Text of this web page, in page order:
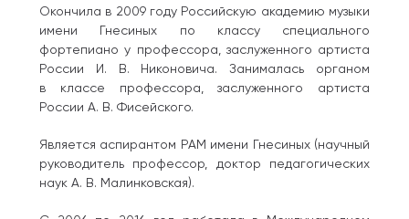
Окончила в 2009 году Российскую академию музыки
имени Гнесиных по классу специального
фортепиано у профессора, заслуженного артиста
России И. В. Никоновича. Занималась органом
в классе профессора, заслуженного артиста
России А. В. Фисейского.
Является аспирантом РАМ имени Гнесиных (научный
руководитель профессор, доктор педагогических
наук А. В. Малинковская).